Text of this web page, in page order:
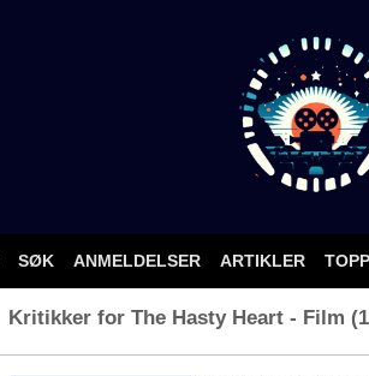
SØK ANMELDELSER ARTIKLER
Kritikker for The Hasty Heart - Film